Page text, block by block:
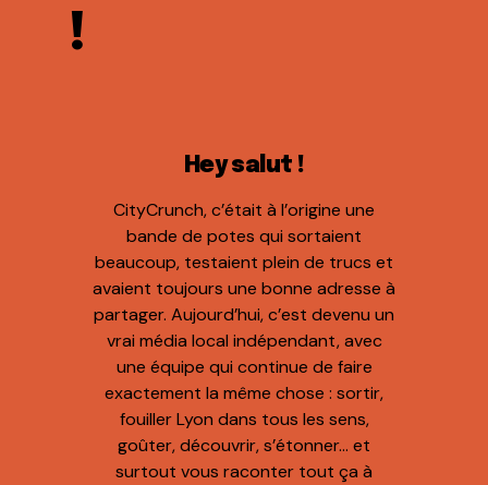
!
Hey salut !
CityCrunch, c’était à l’origine une
bande de potes qui sortaient
beaucoup, testaient plein de trucs et
avaient toujours une bonne adresse à
partager. Aujourd’hui, c’est devenu un
vrai média local indépendant, avec
une équipe qui continue de faire
exactement la même chose : sortir,
fouiller Lyon dans tous les sens,
goûter, découvrir, s’étonner… et
surtout vous raconter tout ça à